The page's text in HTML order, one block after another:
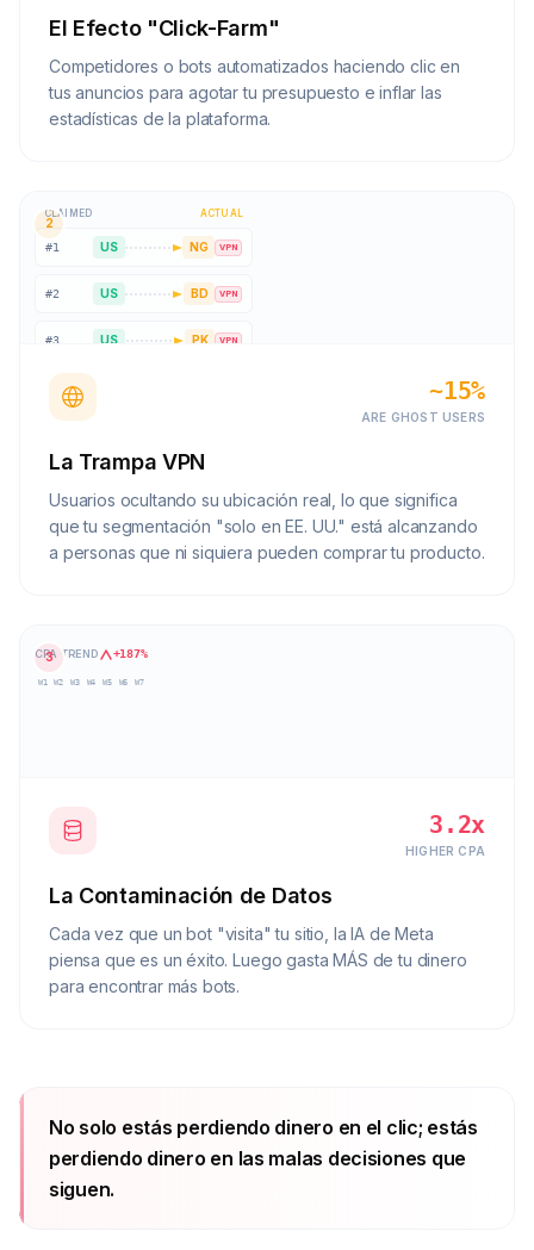
El Efecto "Click-Farm"
Competidores o bots automatizados haciendo clic en
tus anuncios para agotar tu presupuesto e inflar las
estadísticas de la plataforma.
2
CLAIMED ACTUAL
#1 US NG VPN
#2 US BD VPN
#3 US PK VPN
~15%
ARE GHOST USERS
La Trampa VPN
Usuarios ocultando su ubicación real, lo que significa
que tu segmentación "solo en EE. UU." está alcanzando
a personas que ni siquiera pueden comprar tu producto.
3
CPA TREND +187%
W1 W2 W3 W4 W5 W6 W7
3.2x
HIGHER CPA
La Contaminación de Datos
Cada vez que un bot "visita" tu sitio, la IA de Meta
piensa que es un éxito. Luego gasta MÁS de tu dinero
para encontrar más bots.
No solo estás perdiendo dinero en el clic; estás
perdiendo dinero en las malas decisiones que
siguen.